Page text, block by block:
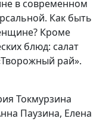
Татьяна
Ирина
(кулинар),
Катерина
в современном
Как быть
Кроме
блюд: салат
рай».
Токмурзина
Паузина, Елена